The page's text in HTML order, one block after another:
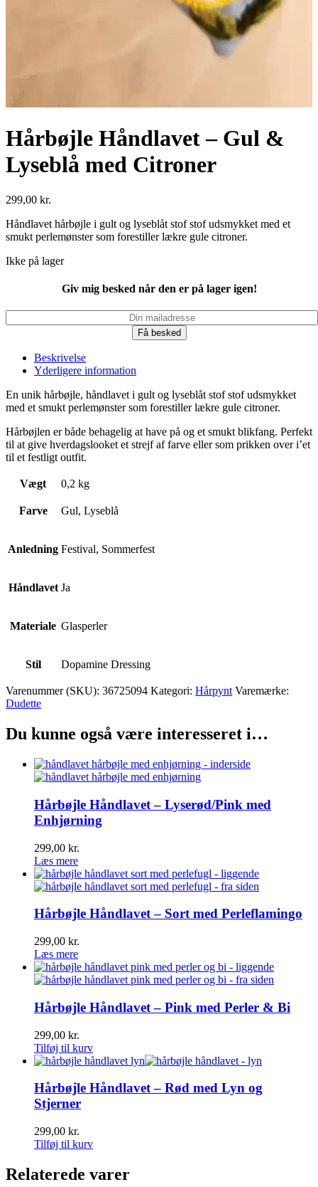
Hårbøjle Håndlavet – Gul &
Lyseblå med Citroner
299,00 kr.
Håndlavet hårbøjle i gult og lyseblåt stof stof udsmykket med et
smukt perlemønster som forestiller lækre gule citroner.
Ikke på lager
Giv mig besked når den er på lager igen!
Få besked
Beskrivelse
Yderligere information
En unik hårbøjle, håndlavet i gult og lyseblåt stof stof udsmykket
med et smukt perlemønster som forestiller lækre gule citroner.
Hårbøjlen er både behagelig at have på og et smukt blikfang. Perfekt
til at give hverdagslooket et strejf af farve eller som prikken over i’et
til et festligt outfit.
Vægt 0,2 kg
Farve Gul, Lyseblå
Anledning Festival, Sommerfest
Håndlavet Ja
Materiale Glasperler
Stil Dopamine Dressing
Varenummer (SKU): 36725094 Kategori: Hårpynt Varemærke:
Dudette
Du kunne også være interesseret i…
Hårbøjle Håndlavet – Lyserød/Pink med
Enhjørning
299,00 kr.
Læs mere
Hårbøjle Håndlavet – Sort med Perleflamingo
299,00 kr.
Læs mere
Hårbøjle Håndlavet – Pink med Perler & Bi
299,00 kr.
Tilføj til kurv
Hårbøjle Håndlavet – Rød med Lyn og
Stjerner
299,00 kr.
Tilføj til kurv
Relaterede varer